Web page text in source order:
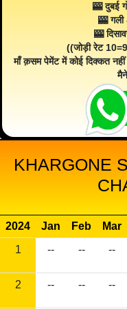
🎰 दुबई
🎰
🎰
((जोड़ी रेट
माँ क़सम पेमेंट में कोई दिक्कत
KHARGONE
2024 Jan Feb Mar
1
-- -- --
2 -- -- --